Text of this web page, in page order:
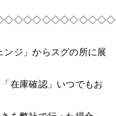
ジ」からスグの所に展
在庫確認」いつでもお